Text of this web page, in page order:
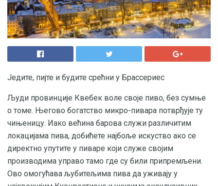
Једите, пијте и будите срећни у Брассериес
Људи провинције Квебек воле своје пиво, без сумње
о томе. Његово богатство микро-пивара потврђује ту
чињеницу. Иако већина барова служи различитим
локацијама пива, добићете најбоље искуство ако се
директно упутите у пиваре који служе својим
производима управо тамо где су били припремљени.
Ово омогућава љубитељима пива да уживају у